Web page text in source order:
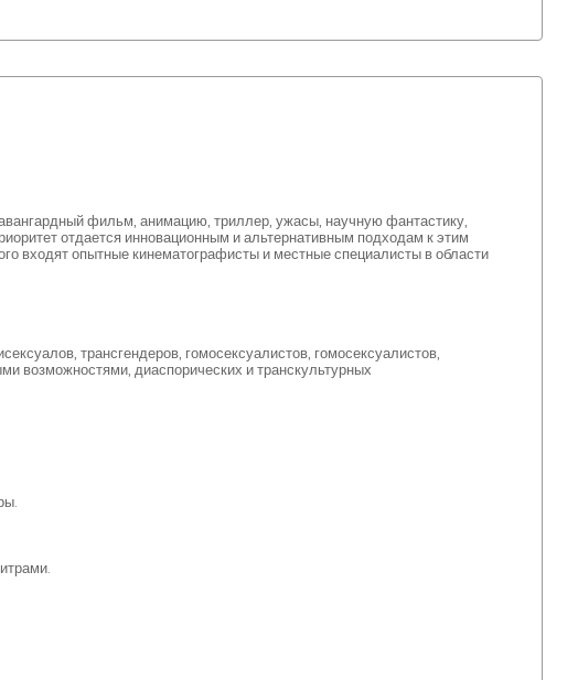
фильм, анимацию, триллер, ужасы, научную фантастику,
отдается инновационным и альтернативным подходам к этим
входят опытные кинематографисты и местные специалисты в области
трансгендеров, гомосексуалистов, гомосексуалистов,
возможностями, диаспорических и транскультурных